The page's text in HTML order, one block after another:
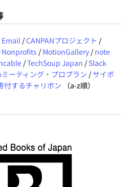
/CANPANプロジェクト /
Nonprofits / MotionGallery / note
/TechSoup Japan / Slack
ーティング・プロプラン / サイボ
付するチャリボン （a-z順）